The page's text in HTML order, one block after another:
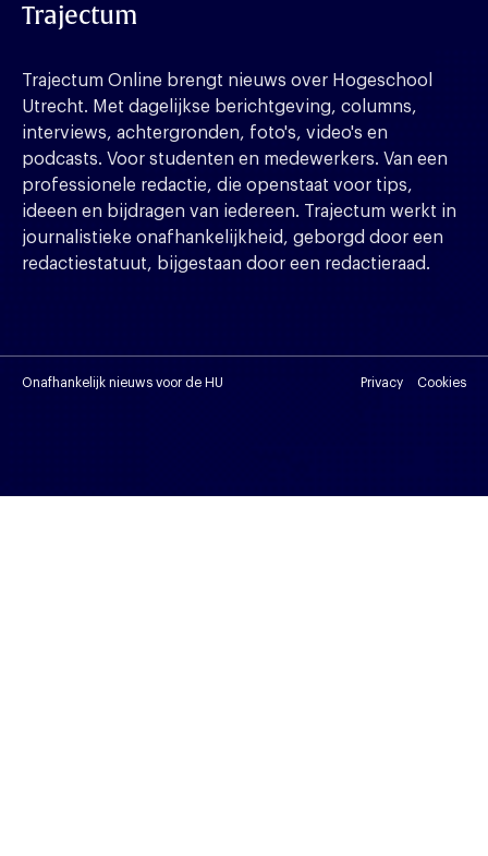
Trajectum
Trajectum Online brengt nieuws over Hogeschool
Utrecht. Met dagelijkse berichtgeving, columns,
interviews, achtergronden, foto's, video's en
podcasts. Voor studenten en medewerkers. Van een
professionele redactie, die openstaat voor tips,
ideeen en bijdragen van iedereen. Trajectum werkt in
journalistieke onafhankelijkheid, geborgd door een
redactiestatuut, bijgestaan door een redactieraad.
Onafhankelijk nieuws voor de HU Privacy Cookies